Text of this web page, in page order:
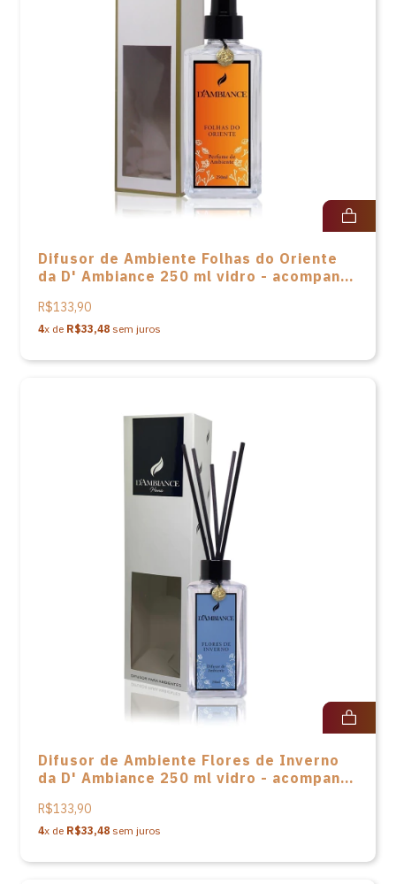
Difusor de Ambiente Folhas do Oriente
da D' Ambiance 250 ml vidro - acompanha
R$133,90
4x de R$33,48 sem juros
Difusor de Ambiente Flores de Inverno
da D' Ambiance 250 ml vidro - acompanha
R$133,90
4x de R$33,48 sem juros